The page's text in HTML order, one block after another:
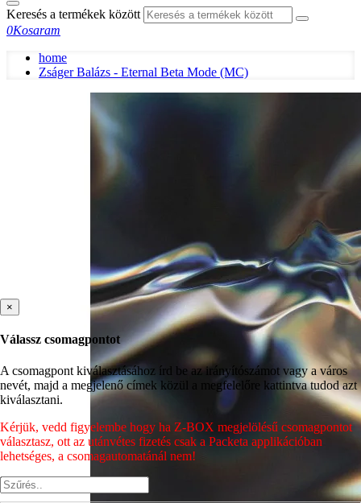
Keresés a termékek között
0Kosaram
home
Zságer Balázs - Eternal Beta Mode (MC)
×
Válassz csomagpontot
A csomagpont kiválasztásához írd be az irányítószámot vagy a város
nevét, majd a megjelenő címek közül a megfelelőre kattintva tudod azt
kiválasztani.
Kérjük, vedd figyelembe hogy ha Z-BOX megjelölésű csomagpontot
választasz, ott az utánvétes fizetés csak a Packeta applikációban
lehetséges, a csomagautomatánál nem!